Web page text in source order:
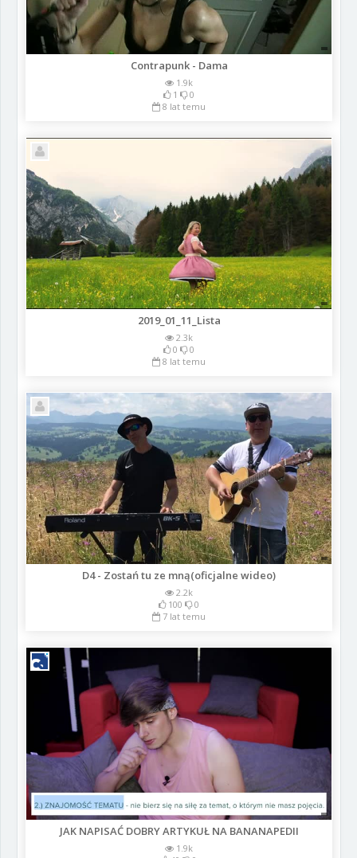
Contrapunk - Dama
1.9k
1
0
8 lat temu
2019_01_11_Lista
2.3k
0
0
8 lat temu
D4 - Zostań tu ze mną(oficjalne wideo)
2.2k
100
0
7 lat temu
JAK NAPISAĆ DOBRY ARTYKUŁ NA BANANAPEDII
1.9k